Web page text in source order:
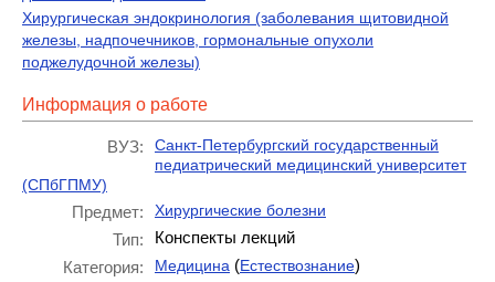
Хирургическая эндокринология (заболевания щитовидной
железы, надпочечников, гормональные опухоли
поджелудочной железы)
Информация о работе
ВУЗ:
Санкт-Петербургский государственный
педиатрический медицинский университет
(СПбГПМУ)
Предмет: Хирургические болезни
Тип:
Конспекты лекций
Категория:
Медицина (Естествознание)